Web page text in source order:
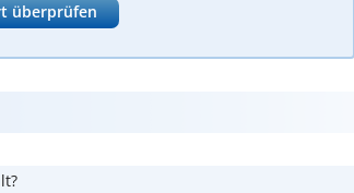
überprüfen